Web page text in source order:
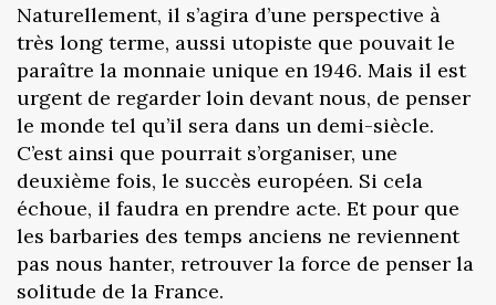
Naturellement, il s’agira d’une perspective à
très long terme, aussi utopiste que pouvait le
paraître la monnaie unique en 1946. Mais il est
urgent de regarder loin devant nous, de penser
le monde tel qu’il sera dans un demi-siècle.
C’est ainsi que pourrait s’organiser, une
deuxième fois, le succès européen. Si cela
échoue, il faudra en prendre acte. Et pour que
les barbaries des temps anciens ne reviennent
pas nous hanter, retrouver la force de penser la
solitude de la France.